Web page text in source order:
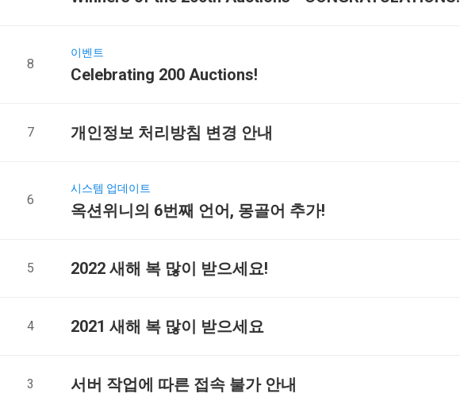
8
이벤트
Celebrating 200 Auctions!
7 개인정보 처리방침 변경 안내
6
시스템 업데이트
옥션위니의 6번째 언어, 몽골어 추가!
5 2022 새해 복 많이 받으세요!
4 2021 새해 복 많이 받으세요
3 서버 작업에 따른 접속 불가 안내